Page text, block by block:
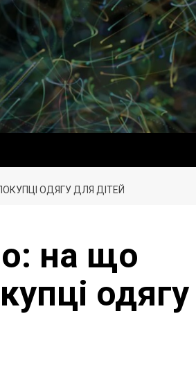
ОДЯГУ ДЛЯ ДІТЕЙ
на що
одягу